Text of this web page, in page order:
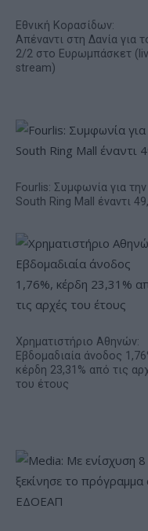
Εθνική Κορασίδων:
Απέναντι στη Δανία για
2/2 στο Ευρωμπάσκετ
stream)
Fourlis: Συμφωνία για
South Ring Mall έναντι
Χρηματιστήριο Αθηνών:
Εβδομαδιαία άνοδος
κέρδη 23,31% από τις
του έτους